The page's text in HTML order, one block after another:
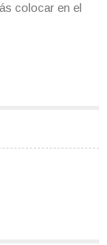
colocar en el